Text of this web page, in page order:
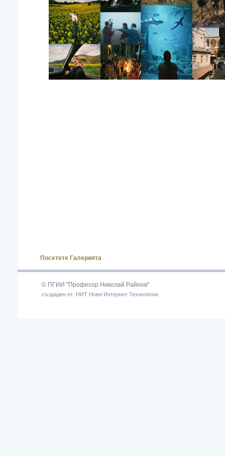
Посетете Галерията
© ПГИИ "Професор Николай Райнов"
създаден от: НИТ Нови Интернет Технологии